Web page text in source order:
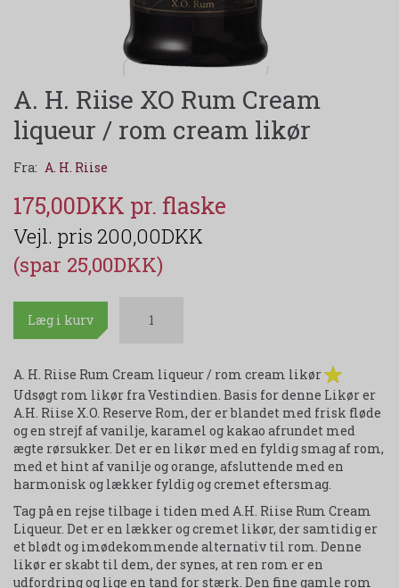
A. H. Riise XO Rum Cream
liqueur / rom cream likør
Fra: A. H. Riise
175,00DKK
200,00DKK
(spar 25,00DKK)
Læg i kurv
A. H. Riise Rum Cream liqueur / rom cream likør
Udsøgt rom likør fra Vestindien. Basis for denne Likør er
A.H. Riise X.O. Reserve Rom, der er blandet med frisk fløde
og en strejf af vanilje, karamel og kakao afrundet med
ægte rørsukker. Det er en likør med en fyldig smag af rom,
med et hint af vanilje og orange, afsluttende med en
harmonisk og lækker fyldig og cremet eftersmag.
Tag på en rejse tilbage i tiden med A.H. Riise Rum Cream
Liqueur. Det er en lækker og cremet likør, der samtidig er
et blødt og imødekommende alternativ til rom. Denne
likør er skabt til dem, der synes, at ren rom er en
udfordring og lige en tand for stærk. Den fine gamle rom